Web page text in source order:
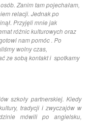
Zanim tam pojechałam,
relacji. Jednak po
Przyjęli mnie jak
różnic kulturowych oraz
nam pomóc . Po
wolny czas,
ze sobą kontakt i spotkamy
szkoły partnerskiej. Kiedy
tradycji i zwyczajów w
mówili po angielsku,